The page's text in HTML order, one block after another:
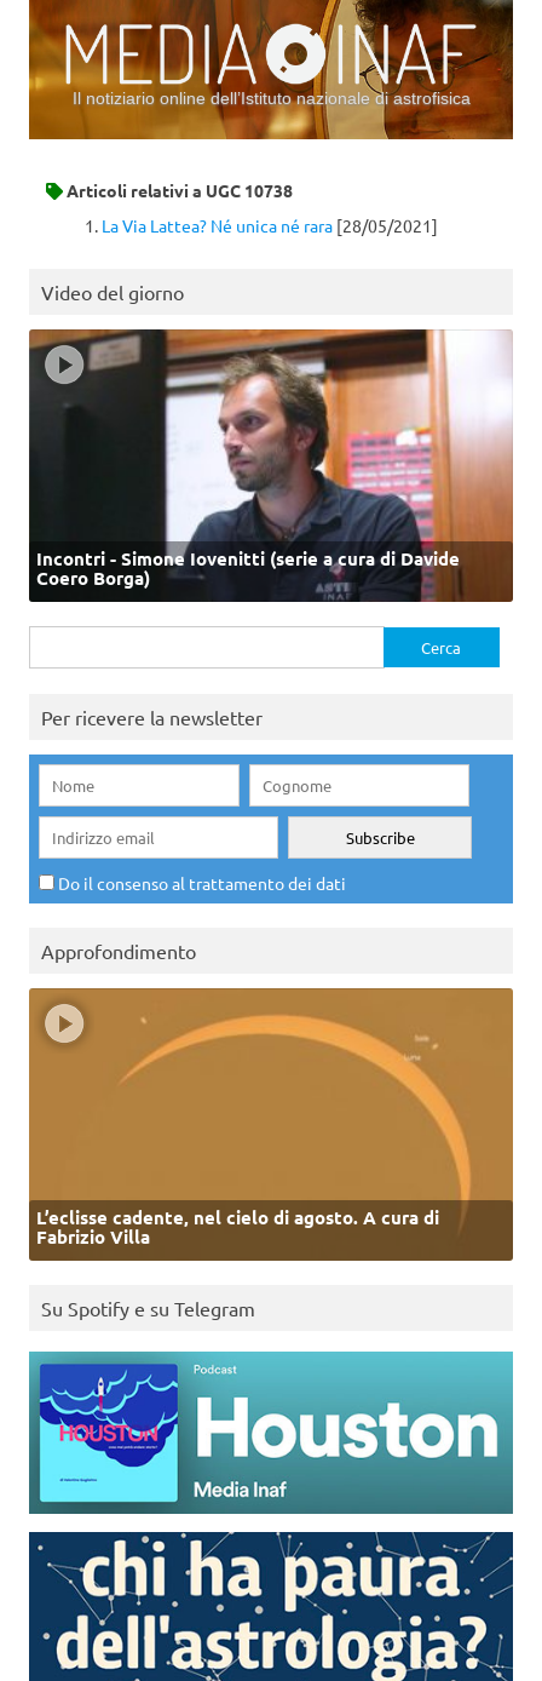
Il notiziario online dell’Istituto nazionale di astrofisica
Articoli relativi a UGC 10738
La Via Lattea? Né unica né rara [28/05/2021]
Video del giorno
Incontri - Simone Iovenitti (serie a cura di Davide
Coero Borga)
per:
Per ricevere la newsletter
Do il consenso al trattamento dei dati
Approfondimento
L’eclisse cadente, nel cielo di agosto. A cura di
Fabrizio Villa
Su Spotify e su Telegram